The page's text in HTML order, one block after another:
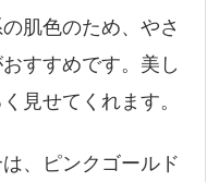
肌色のため、やさ
すすめです。美し
見せてくれます。
、ピンクゴールド